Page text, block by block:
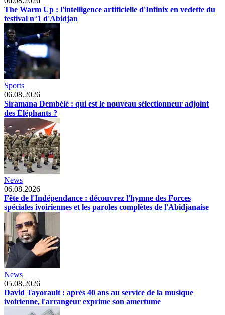
The Warm Up : l'intelligence artificielle d'Infinix en vedette du
festival n°1 d'Abidjan
Sports
06.08.2026
Siramana Dembélé : qui est le nouveau sélectionneur adjoint
des Éléphants ?
News
06.08.2026
Fête de l'Indépendance : découvrez l'hymne des Forces
spéciales ivoiriennes et les paroles complètes de l'Abidjanaise
News
05.08.2026
David Tayorault : après 40 ans au service de la musique
ivoirienne, l'arrangeur exprime son amertume